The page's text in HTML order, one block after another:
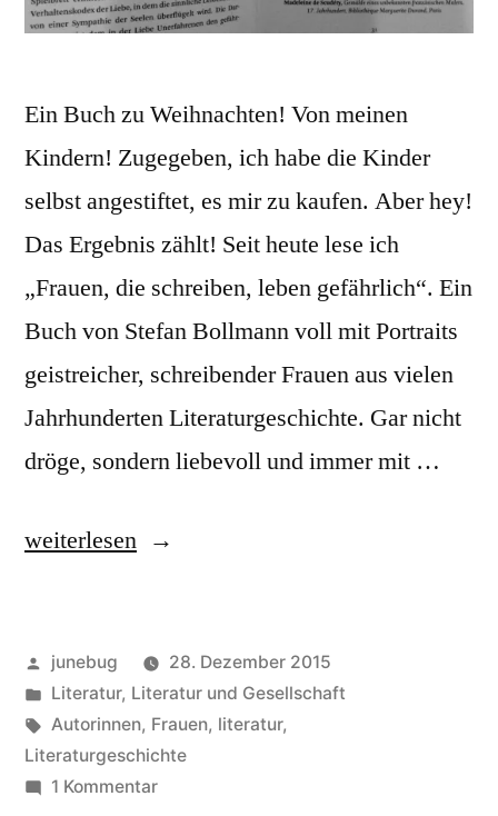
Ein Buch zu Weihnachten! Von meinen
Kindern! Zugegeben, ich habe die Kinder
selbst angestiftet, es mir zu kaufen. Aber hey!
Das Ergebnis zählt! Seit heute lese ich
„Frauen, die schreiben, leben gefährlich“. Ein
Buch von Stefan Bollmann voll mit Portraits
geistreicher, schreibender Frauen aus vielen
Jahrhunderten Literaturgeschichte. Gar nicht
dröge, sondern liebevoll und immer mit …
„„Frauen,
leben
gefährlich““
weiterlesen
Veröffentlicht
von
junebug
28. Dezember 2015
Veröffentlicht
in
Literatur, Literatur und Gesellschaft
Schlagwörter:
Autorinnen, Frauen, literatur,
Literaturgeschichte
1 Kommentarzu